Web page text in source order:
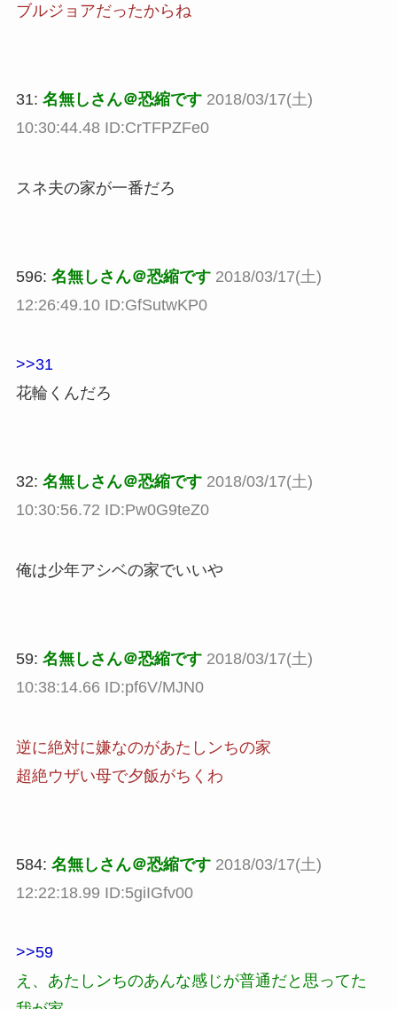
ブルジョアだったからね
31: 名無しさん＠恐縮です 2018/03/17(土)
10:30:44.48 ID:CrTFPZFe0
スネ夫の家が一番だろ
596: 名無しさん＠恐縮です 2018/03/17(土)
12:26:49.10 ID:GfSutwKP0
>>31
花輪くんだろ
32: 名無しさん＠恐縮です 2018/03/17(土)
10:30:56.72 ID:Pw0G9teZ0
俺は少年アシベの家でいいや
59: 名無しさん＠恐縮です 2018/03/17(土)
10:38:14.66 ID:pf6V/MJN0
逆に絶対に嫌なのがあたしンちの家
超絶ウザい母で夕飯がちくわ
584: 名無しさん＠恐縮です 2018/03/17(土)
12:22:18.99 ID:5giIGfv00
>>59
え、あたしンちのあんな感じが普通だと思ってた